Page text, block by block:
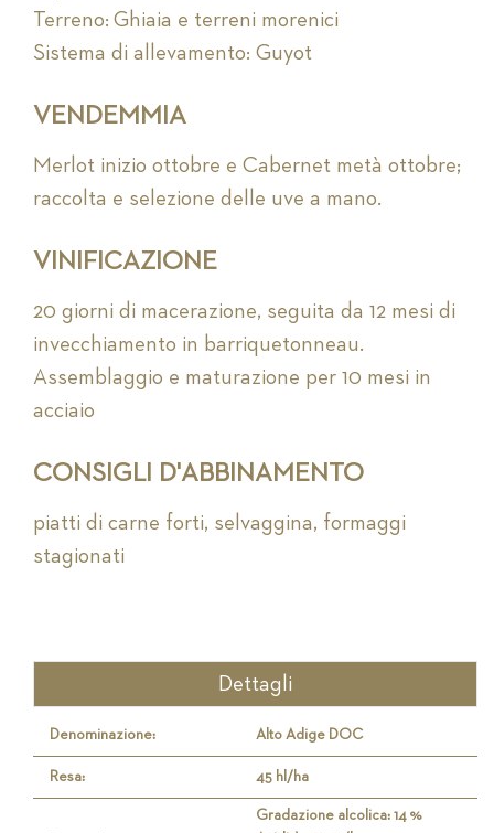
Terreno: Ghiaia e terreni morenici
Sistema di allevamento: Guyot
VENDEMMIA
Merlot inizio ottobre e Cabernet metà ottobre;
raccolta e selezione delle uve a mano.
VINIFICAZIONE
20 giorni di macerazione, seguita da 12 mesi di
invecchiamento in barriquetonneau.
Assemblaggio e maturazione per 10 mesi in
acciaio
CONSIGLI D'ABBINAMENTO
piatti di carne forti, selvaggina, formaggi
stagionati
Dettagli
Denominazione: Alto Adige DOC
Resa: 45 hl/ha
Gradazione alcolica: 14 %